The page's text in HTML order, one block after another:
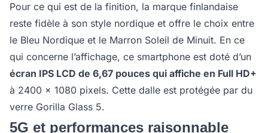
Pour ce qui est de la finition, la marque finlandaise
reste fidèle à son style nordique et offre le choix entre
le Bleu Nordique et le Marron Soleil de Minuit. En ce
qui concerne l’affichage, ce smartphone est doté d’un
écran IPS LCD de 6,67 pouces qui affiche en Full HD+
à 2400 x 1080 pixels. Cette dalle est protégée par du
verre Gorilla Glass 5.
5G et performances raisonnable